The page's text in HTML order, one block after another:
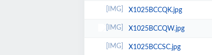
X1025BCCQK.jpg
X1025BCCQW.jpg
X1025BCCSC.jpg